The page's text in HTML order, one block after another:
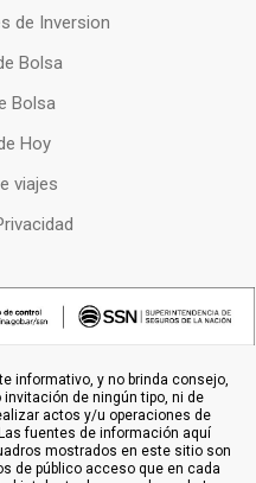
de Inversion
Bolsa
Bolsa
Hoy
viajes
informativo, y no brinda consejo,
de ningún tipo, ni de
actos y/u operaciones de
fuentes de información aquí
mostrados en este sitio son
de público acceso que en cada